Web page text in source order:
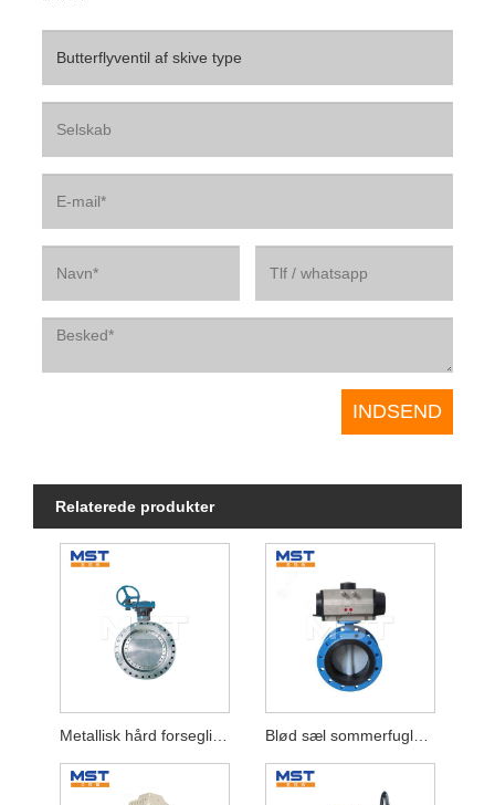
Relaterede produkter
Metallisk hård forsegling af sommerfuglventil